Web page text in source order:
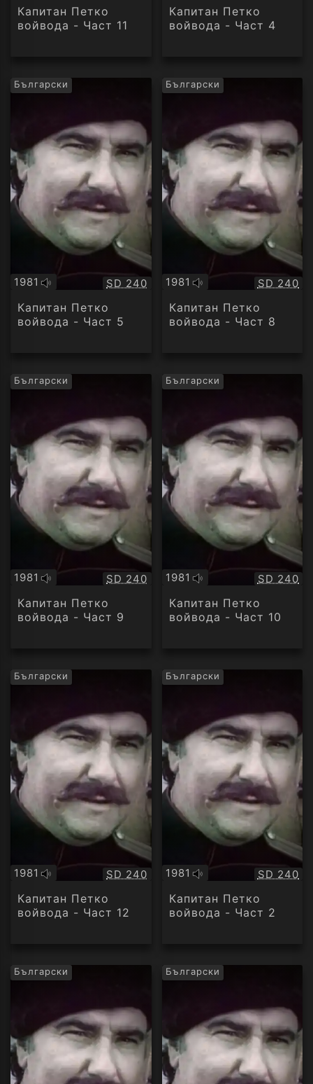
аудио
Капитан Петко
войвода - Част 11
аудио
Капитан Петко
войвода - Част 4
Български
1981
Оригинално
аудио
Качество:
SD 240
Капитан Петко
войвода - Част 5
Български
1981
Оригинално
аудио
SD 240
Капитан Петко
войвода - Част 8
Български
1981
Оригинално
аудио
Качество:
SD 240
Капитан Петко
войвода - Част 9
Български
1981
Оригинално
аудио
SD 240
Капитан Петко
войвода - Част 10
Български
1981
Оригинално
аудио
Качество:
SD 240
Капитан Петко
войвода - Част 12
Български
1981
Оригинално
аудио
SD 240
Капитан Петко
войвода - Част 2
Български Български